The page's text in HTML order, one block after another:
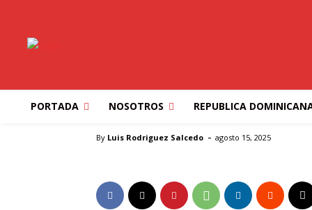
PORTADA NOSOTROS REPUBLICA
«MANSIÓN DE
By Luis Rodriguez Salcedo - agosto 15, 2025